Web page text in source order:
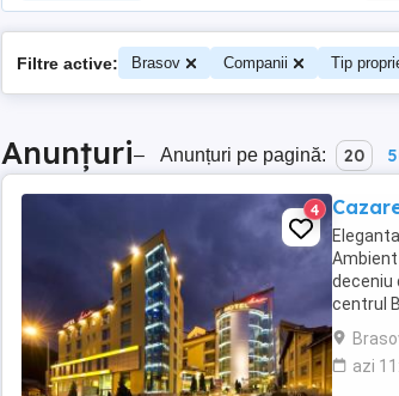
Filtre active: Brasov Companii Tip
Anunțuri– Anunțuri pe pagină: 20
4
Ambient
deceniu
centrul
istorice,
azi